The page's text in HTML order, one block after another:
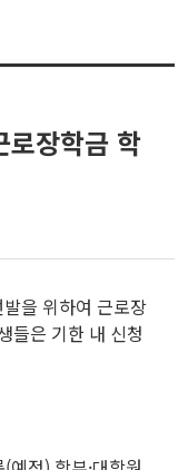
장학금 학
을 위하여 근로장
들은 기한 내 신청